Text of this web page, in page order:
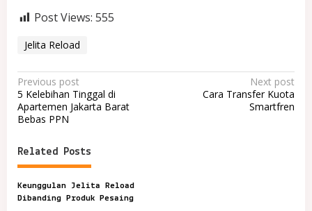
Post Views: 555
Jelita Reload
P
o
s
t
n
a
v
Previous post
5 Kelebihan Tinggal di
Apartemen Jakarta Barat
Bebas PPN
Next post
Cara Transfer Kuota
Smartfren
Related Posts
Keunggulan Jelita Reload
Dibanding Produk Pesaing